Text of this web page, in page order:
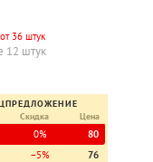
для визиток
36 штук
12 штук
Скидка Цена
0%
80
−5%
76